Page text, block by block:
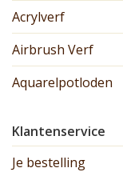
Acrylverf
Airbrush Verf
Aquarelpotloden
Klantenservice
Je bestelling